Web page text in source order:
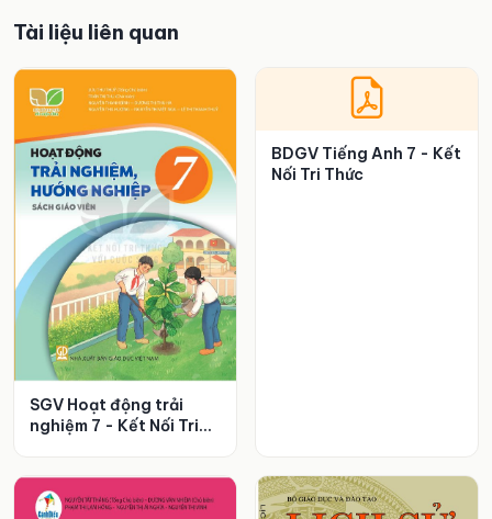
Tài liệu liên quan
SGV Hoạt động trải
nghiệm 7 - Kết Nối Tri
BDGV Tiếng Anh 7 - Kết
Nối Tri Thức